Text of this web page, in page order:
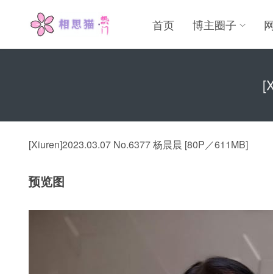
首页 博主圈子
[Xiuren]2023.03.07 No.6377 杨晨晨 [80P／611MB]
预览图